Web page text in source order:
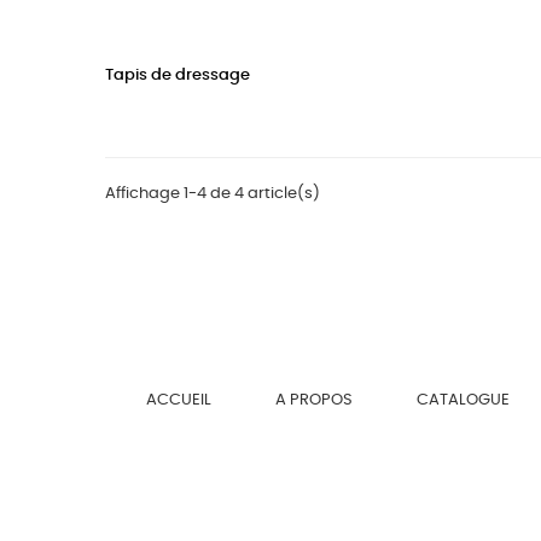
Tapis de dressage
Affichage 1-4 de 4 article(s)
ACCUEIL A PROPOS CATALOGUE